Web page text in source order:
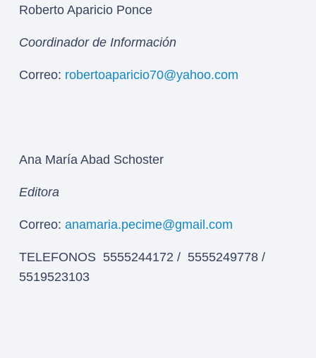
Roberto Aparicio Ponce
Coordinador de Información
Correo: robertoaparicio70@yahoo.com
Ana María Abad Schoster
Editora
Correo: anamaria.pecime@gmail.com
TELEFONOS 5555244172 / 5555249778 /
5519523103